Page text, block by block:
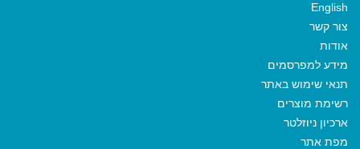
English
צור קשר
אודות
מידע למפרסמים
תנאי שימוש באתר
רשימת מוצרים
ארכיון ניוזלטר
מפת אתר